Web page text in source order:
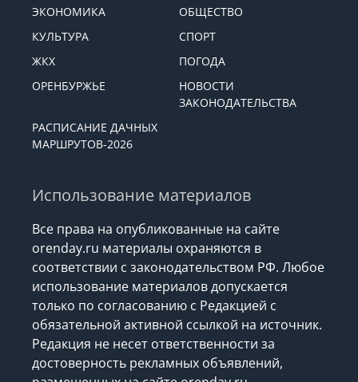
ЭКОНОМИКА
ОБЩЕСТВО
КУЛЬТУРА
СПОРТ
ЖКХ
ПОГОДА
ОРЕНБУРЖЬЕ
НОВОСТИ
ЗАКОНОДАТЕЛЬСТВА
РАСПИСАНИЕ ДАЧНЫХ
МАРШРУТОВ-2026
Использование материалов
Все права на опубликованные на сайте
orenday.ru материалы охраняются в
соответствии с законодательством РФ. Любое
использование материалов допускается
только по согласованию с Редакцией с
обязательной активной ссылкой на источник.
Редакция не несет ответственности за
достоверность рекламных объявлений,